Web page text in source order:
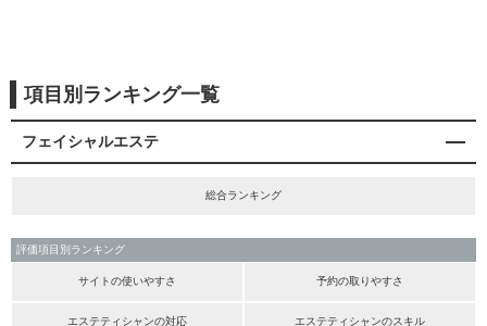
項目別ランキング一覧
フェイシャルエステ
総合ランキング
評価項目別ランキング
サイトの使いやすさ 予約の取りやすさ
エステティシャンの対応 エステティシャンのスキル